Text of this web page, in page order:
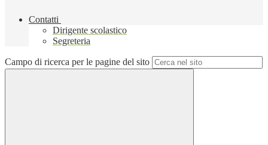
Contatti
Dirigente scolastico
Segreteria
Campo di ricerca per le pagine del sito